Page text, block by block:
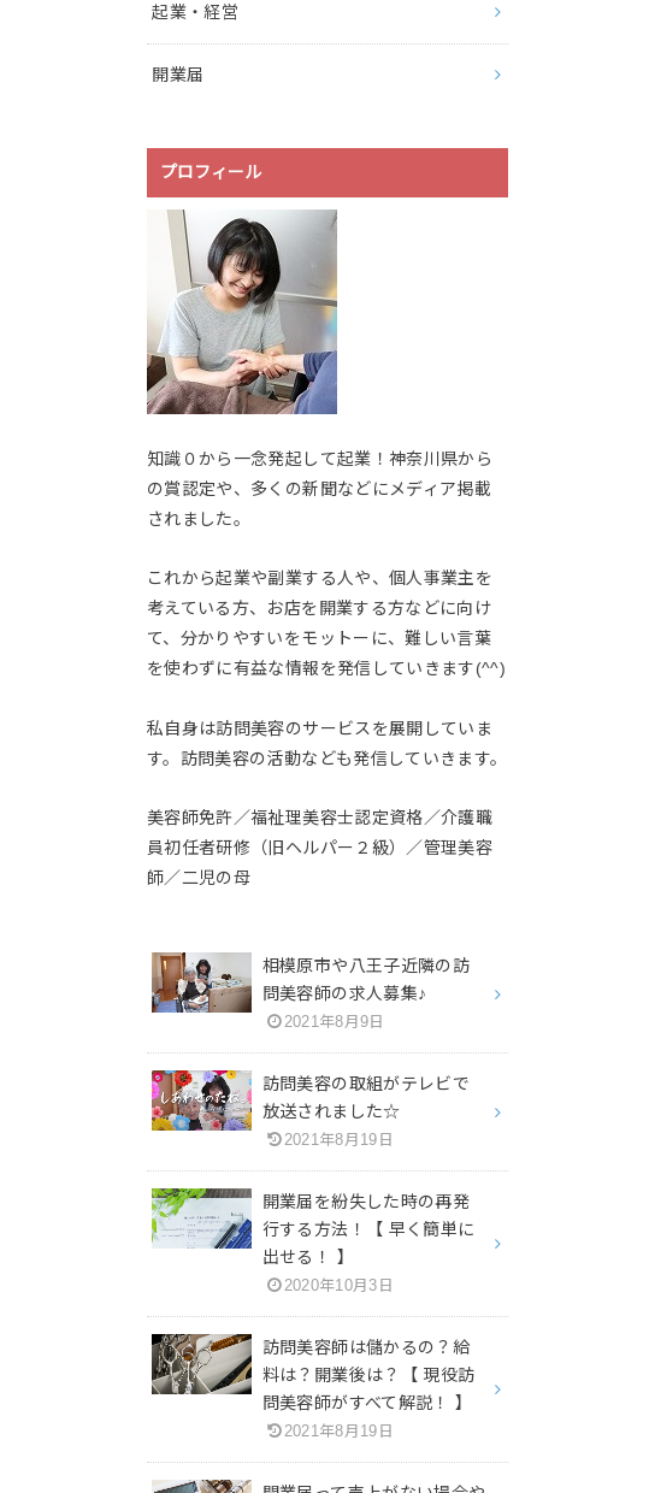
起業・経営
開業届
プロフィール
知識０から一念発起して起業！神奈川県から
の賞認定や、多くの新聞などにメディア掲載
されました。
これから起業や副業する人や、個人事業主を
考えている方、お店を開業する方などに向け
て、分かりやすいをモットーに、難しい言葉
を使わずに有益な情報を発信していきます(^^)
私自身は訪問美容のサービスを展開していま
す。訪問美容の活動なども発信していきます。
美容師免許／福祉理美容士認定資格／介護職
員初任者研修（旧ヘルパー２級）／管理美容
師／二児の母
相模原市や八王子近隣の訪
問美容師の求人募集♪
2021年8月9日
訪問美容の取組がテレビで
放送されました☆
2021年8月19日
開業届を紛失した時の再発
行する方法！【 早く簡単に
出せる！ 】
2020年10月3日
訪問美容師は儲かるの？給
料は？開業後は？【 現役訪
問美容師がすべて解説！ 】
2021年8月19日